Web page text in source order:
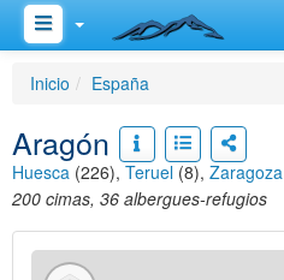
Inicio España
Aragón
Huesca (226), Teruel (8), Zaragoza
200 cimas, 36 albergues-refugios